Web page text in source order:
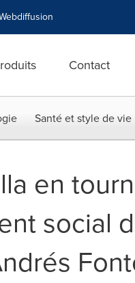
Contact
Santé et style de vie
en
social